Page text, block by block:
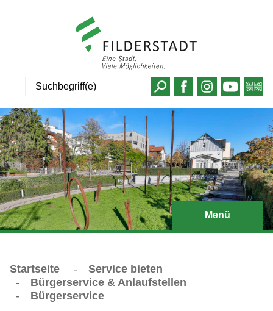
Menü
Startseite -
Service bieten
-
Bürgerservice & Anlaufstellen
-
Bürgerservice